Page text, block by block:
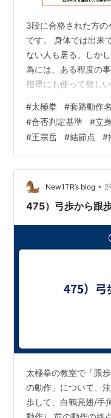
3段に合格された方
です。 身体では出来
ない人も居る。しか
為には、ある程度の
指導にも使って欲し
本当は、24式太極拳
書けて欲しいし、問
えて欲しいと思って
を、先生から教えて
からは、自分の身体
太極拳、自分で感じ
#太極拳 #套路動作
#合否判定基準 #立
#王宗岳 #結節点 #
New1TR’s blog • 2
475）弓歩から跟
太極拳の教室で「跟
の動作」について、
歩して、白鶴亮翅/手